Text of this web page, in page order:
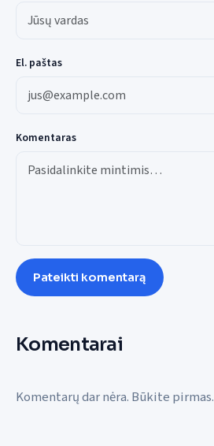
El. paštas
Komentaras
Pateikti komentarą
Komentarai
Komentarų dar nėra. Būkite pirmas.